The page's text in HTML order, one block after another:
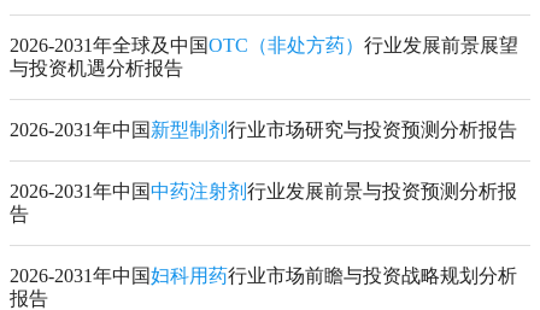
2026-2031年全球及中国OTC（非处方药） 行业发展前景展望
与投资机遇分析报告
2026-2031年中国 新型制剂 行业市场研究与投资预测分析报告
2026-2031年中国中药注射剂 行业发展前景与投资预测分析报
告
2026-2031年中国妇科用药行业市场前瞻与投资战略规划分析
报告